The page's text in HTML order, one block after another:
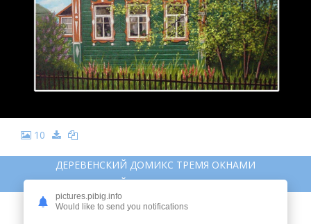
10
ДЕРЕВЕНСКИЙ ДОМИКС ТРЕМЯ ОКНАМИ
ДЕРЕВЕНСКИЙ ДОМИКС ТРЕМЯ ОКНАМИ
pictures.pibig.info
Would like to send you notifications